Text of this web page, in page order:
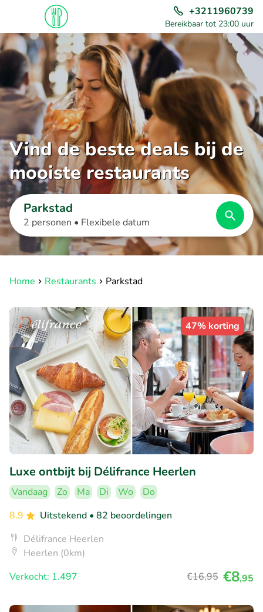
+3211960739
Bereikbaar tot 23:00 uur
Vind de beste deals bij de
mooiste restaurants
Parkstad
2 personen • Flexibele datum
Home Restaurants Parkstad
47% korting
Luxe ontbijt bij Délifrance Heerlen
Vandaag Zo Ma Di Wo
Do
8.9
Uitstekend • 82 beoordelingen
Délifrance Heerlen
Heerlen (0km)
Verkocht: 1.497
€16,95 €8,95